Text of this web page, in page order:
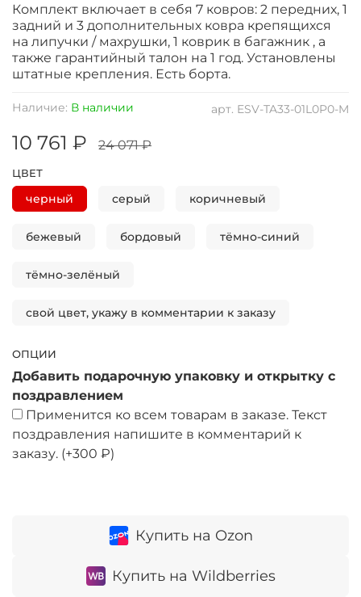
арт. ESV-TA33-01L0P0-M
Наличие: В наличии
10 761 ₽ 24 071 ₽
Купить на Ozon
Купить на Wildberries
ЦВЕТ
черный серый коричневый
бежевый бордовый тёмно-синий
тёмно-зелёный
свой цвет, укажу в комментарии к заказу
ОПЦИИ
Добавить подарочную упаковку и открытку с
поздравлением
Применится ко всем товарам в заказе. Текст
поздравления напишите в комментарий к
заказу. (+300 ₽)
Комплект включает в себя 7 ковров: 2 передних, 1
задний и 3 дополнительных ковра крепящихся
на липучки / махрушки, 1 коврик в багажник , а
также гарантийный талон на 1 год. Установлены
штатные крепления. Есть борта.